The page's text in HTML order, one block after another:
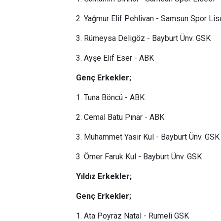
2. Yağmur Elif Pehlivan - Samsun Spor
3. Rümeysa Deligöz - Bayburt Ünv. GSK
3. Ayşe Elif Eser - ABK
Genç Erkekler;
1. Tuna Böncü - ABK
2. Cemal Batu Pınar - ABK
3. Muhammet Yasir Kul - Bayburt Ünv. GSK
3. Ömer Faruk Kul - Bayburt Ünv. GSK
Yıldız Erkekler;
Genç Erkekler;
1. Ata Poyraz Natal - Rumeli GSK